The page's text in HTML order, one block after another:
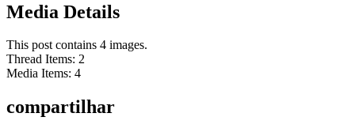
Media Details
This post contains 4 images.
Thread Items: 2
Media Items: 4
compartilhar